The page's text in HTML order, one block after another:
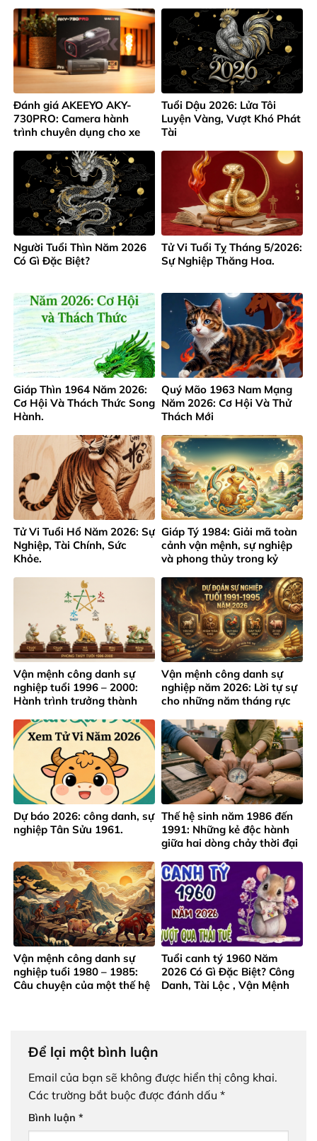
Đánh giá AKEEYO AKY-
730PRO: Camera hành
trình chuyên dụng cho xe
Tuổi Dậu 2026: Lửa Tôi
Luyện Vàng, Vượt Khó Phát
Tài
Người Tuổi Thìn Năm 2026
Có Gì Đặc Biệt?
Tử Vi Tuổi Tỵ Tháng 5/2026:
Sự Nghiệp Thăng Hoa.
Giáp Thìn 1964 Năm 2026:
Cơ Hội Và Thách Thức Song
Hành.
Quý Mão 1963 Nam Mạng
Năm 2026: Cơ Hội Và Thử
Thách Mới
Tử Vi Tuổi Hổ Năm 2026: Sự
Nghiệp, Tài Chính, Sức
Khỏe.
Giáp Tý 1984: Giải mã toàn
cảnh vận mệnh, sự nghiệp
và phong thủy trong kỷ
Vận mệnh công danh sự
nghiệp tuổi 1996 – 2000:
Hành trình trưởng thành
Vận mệnh công danh sự
nghiệp năm 2026: Lời tự sự
cho những năm tháng rực
Dự báo 2026: công danh, sự
nghiệp Tân Sửu 1961.
Thế hệ sinh năm 1986 đến
1991: Những kẻ độc hành
giữa hai dòng chảy thời đại
Vận mệnh công danh sự
nghiệp tuổi 1980 – 1985:
Câu chuyện của một thế hệ
Tuổi canh tý 1960 Năm
2026 Có Gì Đặc Biệt? Công
Danh, Tài Lộc , Vận Mệnh
Để lại một bình luận
Email của bạn sẽ không được hiển thị công khai.
Các trường bắt buộc được đánh dấu *
Bình luận *